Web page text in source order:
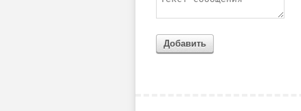
Добавить